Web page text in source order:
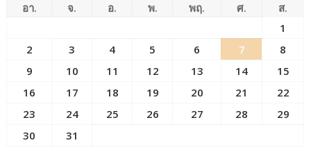
อา. จ. อ. พ. พฤ. ศ.
ส.
1
2
3 4 5 6 7
8
9
10 11 12 13 14
15
16
17 18 19 20 21
22
23
24 25 26 27 28
29
30
31